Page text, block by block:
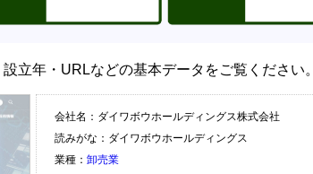
立年・URLなどの基本データをご覧ください。
会社名：ダイワボウホールディングス株式会社
読みがな：ダイワボウホールディングス
業種： 卸売業